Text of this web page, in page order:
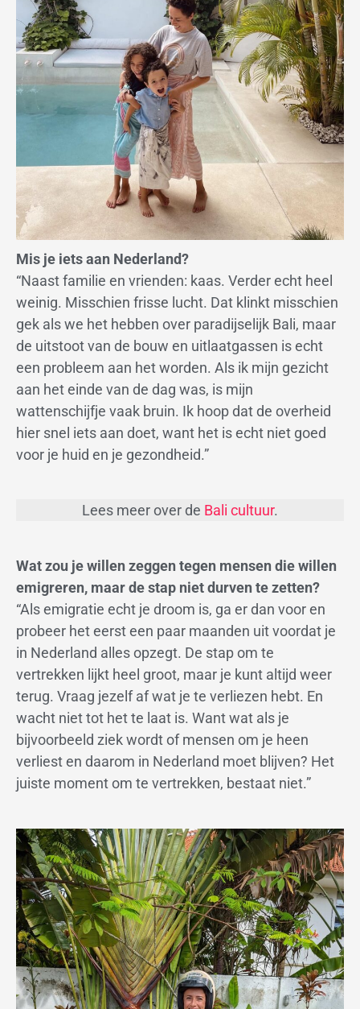
Mis je iets aan Nederland?
“Naast familie en vrienden: kaas. Verder echt heel
weinig. Misschien frisse lucht. Dat klinkt misschien
gek als we het hebben over paradijselijk Bali, maar
de uitstoot van de bouw en uitlaatgassen is echt
een probleem aan het worden. Als ik mijn gezicht
aan het einde van de dag was, is mijn
wattenschijfje vaak bruin. Ik hoop dat de overheid
hier snel iets aan doet, want het is echt niet goed
voor je huid en je gezondheid.”
Lees meer over de Bali cultuur.
Wat zou je willen zeggen tegen mensen die willen
emigreren, maar de stap niet durven te zetten?
“Als emigratie echt je droom is, ga er dan voor en
probeer het eerst een paar maanden uit voordat je
in Nederland alles opzegt. De stap om te
vertrekken lijkt heel groot, maar je kunt altijd weer
terug. Vraag jezelf af wat je te verliezen hebt. En
wacht niet tot het te laat is. Want wat als je
bijvoorbeeld ziek wordt of mensen om je heen
verliest en daarom in Nederland moet blijven? Het
juiste moment om te vertrekken, bestaat niet.”